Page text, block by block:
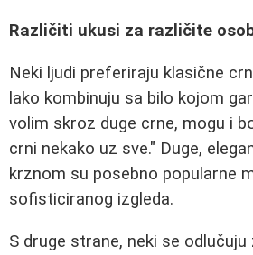
Različiti ukusi za različite
Neki ljudi preferiraju klasične
lako kombinuju sa bilo kojom
volim skroz duge crne, mogu i
crni nekako uz sve." Duge,
krznom su posebno popularne
sofisticiranog izgleda.
S druge strane, neki se